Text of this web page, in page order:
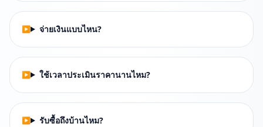
จ่ายเงินแบบไหน?
ใช้เวลาประเมินราคานานไหม?
รับซื้อถึงบ้านไหม?